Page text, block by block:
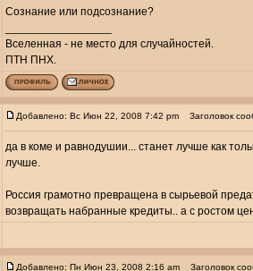
Сознание или подсознание?
Вселенная - не место для случайностей.
ПТН ПНХ.
Добавлено: Вс Июн 22, 2008 7:42 pm Заголовок
да в коме и равнодушии... станет лучше как
лучше.
Россия грамотно превращена в сырьевой
возвращать набранные кредиты.. а с ростом
Добавлено: Пн Июн 23, 2008 2:16 am Заголовок